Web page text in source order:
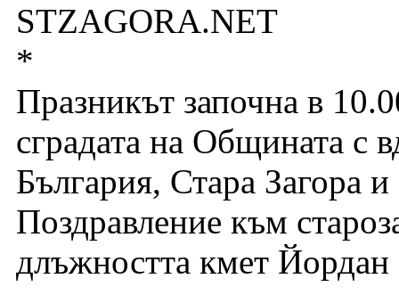
STZAGORA.NET
*
Празникът започна в
сградата на Общината с
България, Стара Загора
Поздравление към
длъжността кмет